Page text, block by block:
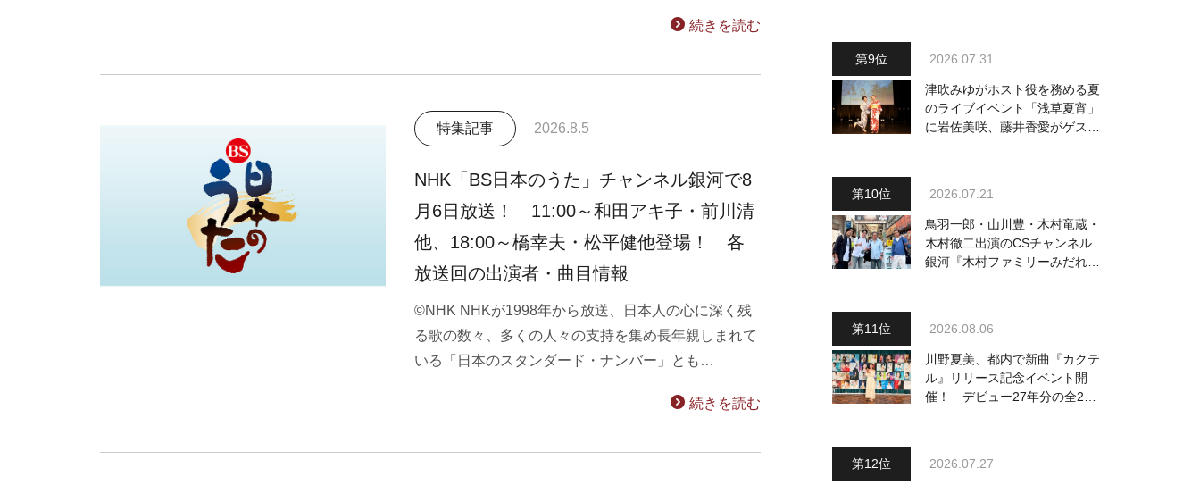
続きを読む
特集記事 2026.8.5
NHK「BS日本のうた」チャンネル銀河で8
月6日放送！ 11:00～和田アキ子・前川清
他、18:00～橋幸夫・松平健他登場！ 各
放送回の出演者・曲目情報
©NHK NHKが1998年から放送、日本人の心に深く残
る歌の数々、多くの人々の支持を集め長年親しまれて
いる「日本のスタンダード・ナンバー」とも…
続きを読む
いちゃんとの絆を歌った曲を聴
いてください！」
2026.07.31
津吹みゆがホスト役を務める夏
のライブイベント「浅草夏宵」
に岩佐美咲、藤井香愛がゲスト
2026.07.21
鳥羽一郎・山川豊・木村竜蔵・
木村徹二出演のCSチャンネル
銀河『木村ファミリーみだれ旅
2026.08.06
川野夏美、都内で新曲『カクテ
ル』リリース記念イベント開
催！ デビュー27年分の全280
2026.07.27